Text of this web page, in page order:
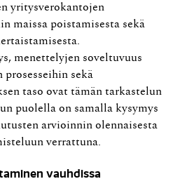
yritysverokantojen
maissa poistamisesta sekä
menettelyjen soveltuvuus
sekä
taso ovat tämän tarkastelun
puolella on samalla kysymys
arvioinnin olennaisesta
verrattuna.
vauhdissa